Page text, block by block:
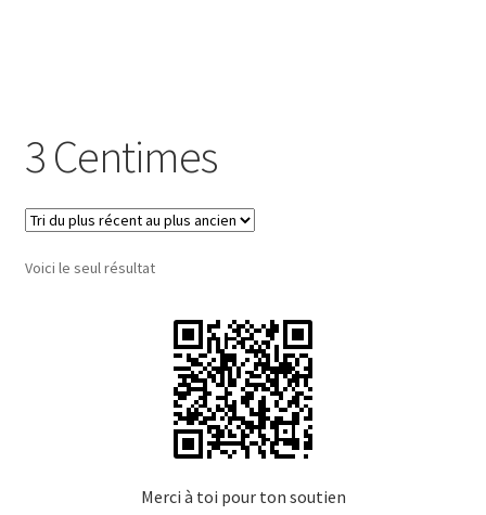
3 Centimes
Voici le seul résultat
Merci à toi pour ton soutien